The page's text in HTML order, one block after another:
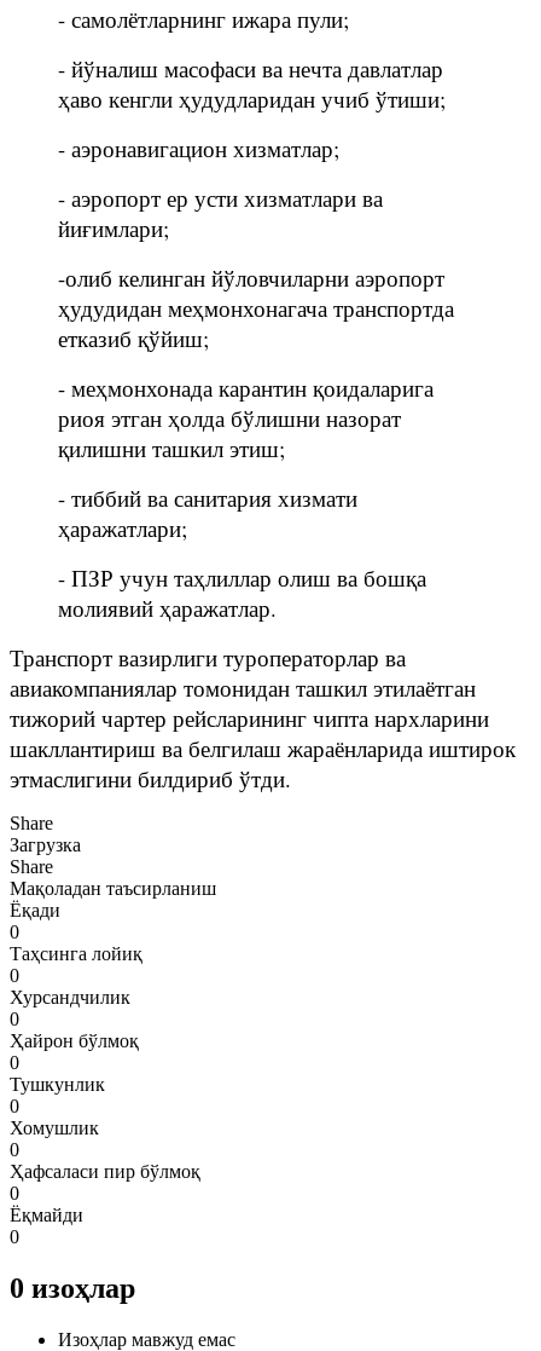
- самолётларнинг ижара пули;
- йўналиш масофаси ва нечта давлатлар
ҳаво кенгли ҳудудларидан учиб ўтиши;
- аэронавигацион хизматлар;
- аэропорт ер усти хизматлари ва
йиғимлари;
-олиб келинган йўловчиларни аэропорт
ҳудудидан меҳмонхонагача транспортда
етказиб қўйиш;
- меҳмонхонада карантин қоидаларига
риоя этган ҳолда бўлишни назорат
қилишни ташкил этиш;
- тиббий ва санитария хизмати
ҳаражатлари;
- ПЗР учун таҳлиллар олиш ва бошқа
молиявий ҳаражатлар.
Транспорт вазирлиги туроператорлар ва
авиакомпаниялар томонидан ташкил этилаётган
тижорий чартер рейсларининг чипта нархларини
шакллантириш ва белгилаш жараёнларида иштирок
этмаслигини билдириб ўтди.
Share
Загрузка
Share
Мақоладан таъсирланиш
Ёқади
0
Таҳсинга лойиқ
0
Хурсандчилик
0
Ҳайрон бўлмоқ
0
Тушкунлик
0
Хомушлик
0
Ҳафсаласи пир бўлмоқ
0
Ёқмайди
0
0 изоҳлар
Изоҳлар мавжуд емас